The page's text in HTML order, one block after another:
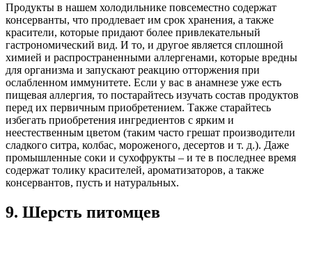
Продукты в нашем холодильнике повсеместно содержат
консерванты, что продлевает им срок хранения, а также
красители, которые придают более привлекательный
гастрономический вид. И то, и другое является сплошной
химией и распространенными аллергенами, которые вредны
для организма и запускают реакцию отторжения при
ослабленном иммунитете. Если у вас в анамнезе уже есть
пищевая аллергия, то постарайтесь изучать состав продуктов
перед их первичным приобретением. Также старайтесь
избегать приобретения ингредиентов с ярким и
неестественным цветом (таким часто грешат производители
сладкого ситра, колбас, мороженого, десертов и т. д.). Даже
промышленные соки и сухофрукты – и те в последнее время
содержат толику красителей, ароматизаторов, а также
консервантов, пусть и натуральных.
9. Шерсть питомцев